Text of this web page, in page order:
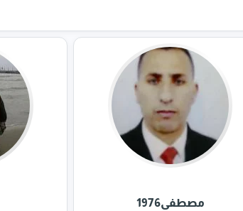
مصطفى1976